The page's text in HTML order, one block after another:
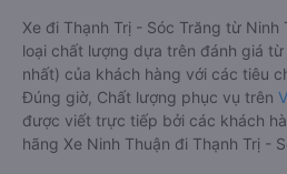
Xe đi Thạnh Trị - Sóc Trăng từ
loại chất lượng dựa trên đánh giá
nhất) của khách hàng với các tiêu
Đúng giờ, Chất lượng phục vụ trên
được viết trực tiếp bởi các khách
hãng Xe Ninh Thuận đi Thạnh Trị -